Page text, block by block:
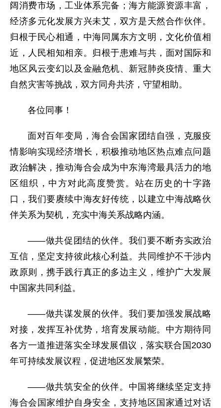
阔消费市场，工业体系完备；海方能源资源丰富，
经济多元化发展方兴未艾，双方是天然合作伙伴。
归根于民心相通，中海同属东方文明，文化价值相
近，人民相知相亲。归根于患难与共，面对国际和
地区风云变幻以及金融危机、新冠肺炎疫情、重大
自然灾害等挑战，双方同舟共济，守望相助。
各位同事！
面对百年变局，海合会国家团结自强，克服疫
情影响实现经济增长，积极推动地区热点难点问题
政治解决，推动海合会成为中东海湾最具活力的地
区组织，中方对此高度赞赏。站在历史的十字路
口，我们要赓续中海友好传统，以建立中海战略伙
伴关系为契机，充实中海关系战略内涵。
——做共促团结的伙伴。我们要不断夯实政治
互信，坚定支持彼此核心利益。共同维护不干涉内
政原则，携手践行真正的多边主义，维护广大发展
中国家共同利益。
——做共谋发展的伙伴。我们要加强发展战略
对接，发挥互补优势，培育发展动能。中方期待同
各方一道推进落实全球发展倡议，落实联合国2030
年可持续发展议程，促进地区发展繁荣。
——做共筑安全的伙伴。中国将继续坚定支持
海合会国家维护自身安全，支持地区国家通过对话